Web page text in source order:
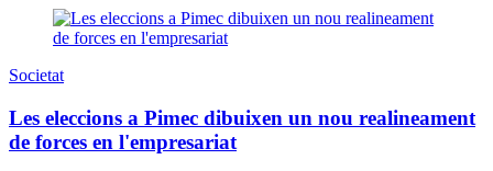
Societat
Les eleccions a Pimec dibuixen un nou realineament
de forces en l'empresariat